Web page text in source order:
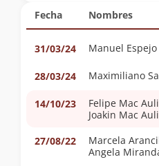
Fecha Nombres
31/03/24 Manuel
28/03/24 Maximiliano
14/10/23
Felipe Mac
Joakin Mac
27/08/22
Marcela
Angela